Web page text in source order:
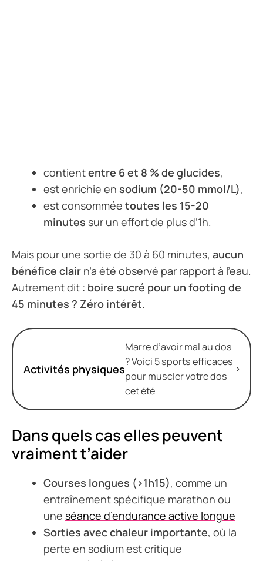
contiententre 6 et 8 % de glucides,
est enrichie en sodium (20-50 mmol/L),
est consommée toutes les 15-20
minutes sur un effort de plus d’1h.
Mais pour une sortie de 30 à 60 minutes, aucun
bénéfice clair n’a été observé par rapport à l’eau.
Autrement dit : boire sucré pour un footing de
45 minutes ? Zéro intérêt.
Activités physiques
Marre d’avoir mal au dos
? Voici 5 sports efficaces
pour muscler votre dos
cet été
Dans quels cas elles peuvent
vraiment t’aider
Courses longues (>1h15), comme un
entraînement spécifique marathon ou
une séance d’endurance active longue
Sorties avec chaleur importante, où la
perte en sodium est critique